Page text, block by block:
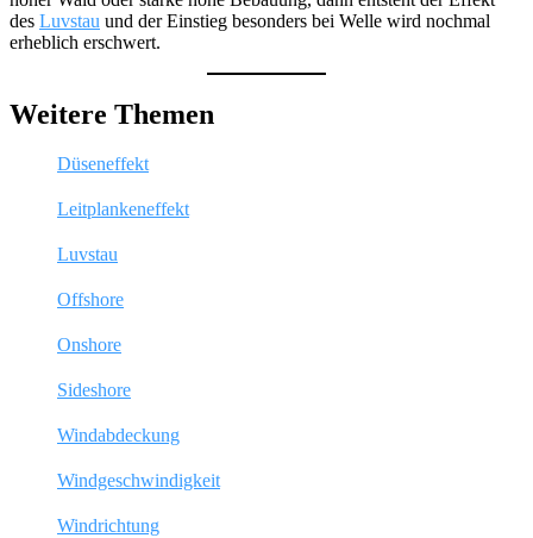
des Luvstau und der Einstieg besonders bei Welle wird nochmal
erheblich erschwert.
Weitere Themen
Düseneffekt
Leitplankeneffekt
Luvstau
Offshore
Onshore
Sideshore
Windabdeckung
Windgeschwindigkeit
Windrichtung